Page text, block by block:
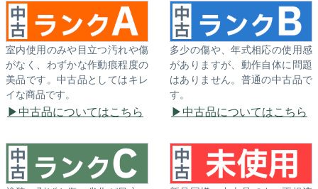
室内使用のみや目立つ汚れや傷
がなく、わずかな作動痕程度の
美品です。中古品としてはキレ
イな商品です。
中古品についてはこちら
多少の傷や、年式相応の使用感
がありますが、動作自体に問題
はありません。普通の中古品で
す。
中古品についてはこちら